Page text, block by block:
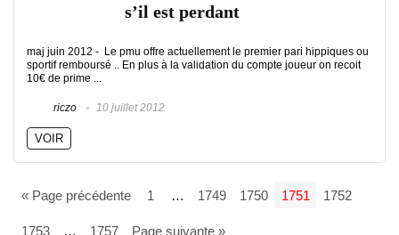
s’il est perdant
maj juin 2012 - Le pmu offre actuellement le premier pari hippiques ou
sportif remboursé .. En plus à la validation du compte joueur on recoit
10€ de prime ...
riczo 10 juillet 2012
VOIR
« Page précédente 1 … 1749 1750 1751 1752
1753 … 1757 Page suivante »